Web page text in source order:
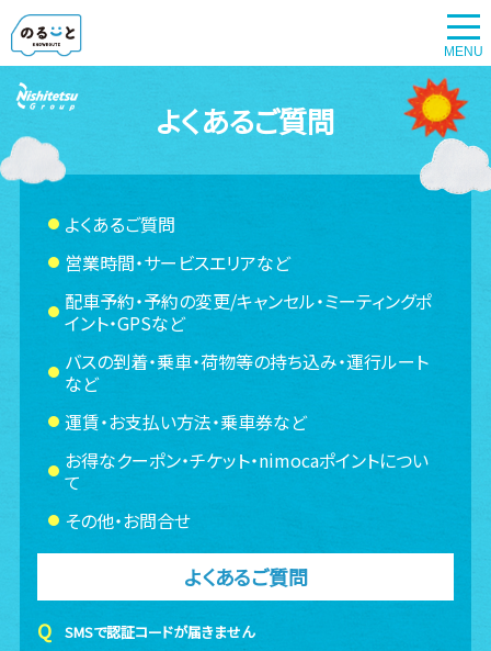
よくあるご質問
よくあるご質問
営業時間・サービスエリアなど
配車予約・予約の変更/キャンセル・ミーティングポ
イント・GPSなど
バスの到着・乗車・荷物等の持ち込み・運行ルート
など
運賃・お支払い方法・乗車券など
お得なクーポン・チケット・nimocaポイントについ
て
その他・お問合せ
よくあるご質問
SMSで認証コードが届きません